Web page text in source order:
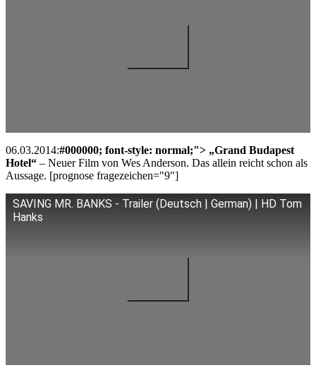
06.03.2014:#000000; font-style: normal;"> „Grand Budapest
Hotel“ – Neuer Film von Wes Anderson. Das allein reicht schon als
Aussage. [prognose fragezeichen="9"]
SAVING MR. BANKS - Trailer (Deutsch | German) | HD Tom
Hanks